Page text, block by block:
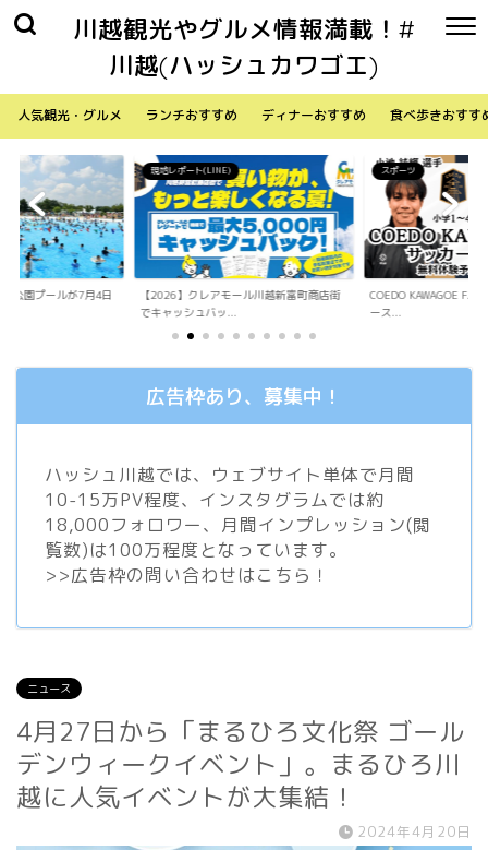
川越観光やグルメ情報満載！#
川越(ハッシュカワゴエ)
人気観光・グルメ ランチおすすめ ディナーおすすめ 食べ歩きおすす
ル川越新富町商店街
スポーツ
COEDO KAWAGOE F.Cが小学生向けサッカ
ース...
生活
「Sky Walker 7058」
内ア...
広告枠あり、募集中！
ハッシュ川越では、ウェブサイト単体で月間
10-15万PV程度、 インスタグラムでは約
18,000フォロワー、月間インプレッション(閲
覧数)は100万程度となっています。
>>広告枠の問い合わせはこちら！
ニュース
4月27日から「まるひろ文化祭 ゴール
デンウィークイベント」。まるひろ川
越に人気イベントが大集結！
2024年4月20日